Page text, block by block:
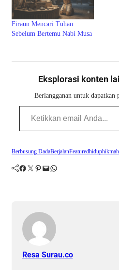
Firaun Mencari Tuhan
Sebelum Bertemu Nabi Musa
Eksplorasi konten
Berlangganan untuk dapatkan
Ketikkan email Anda...
Berbusung DadaBerjalanFeaturedhiduphikmah
Facebook Twitter Pinterest Mail WhatsApp
Resa Surau.co